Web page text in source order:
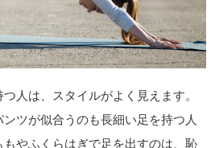
人は、スタイルがよく見えます。
ツが似合うのも長細い足を持つ人
やふくらはぎで足を出すのは、恥